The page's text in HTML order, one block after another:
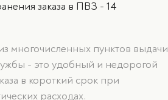
заказа в ПВЗ - 14
многочисленных пунктов выдачи
- это удобный и недорогой
в короткий срок при
расходах.